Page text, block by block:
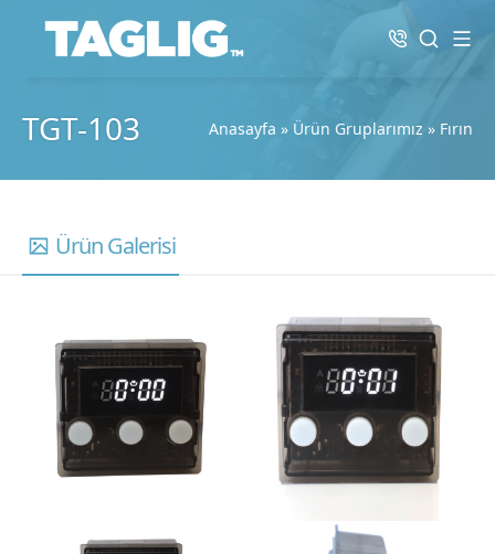
TGT-103 Anasayfa » Ürün Gruplarımız » Fırın
Ürün Galerisi